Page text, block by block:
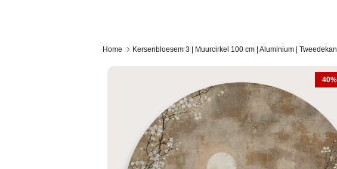
Home Kersenbloesem 3 | Muurcirkel 100 cm | Aluminium |
Ga direct naar productinformatie